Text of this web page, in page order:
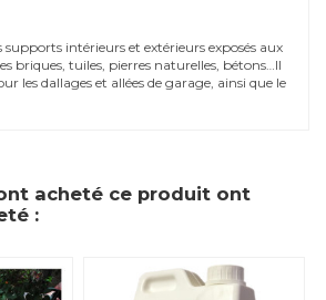
supports intérieurs et extérieurs exposés aux
briques, tuiles, pierres naturelles, bétons…Il
les dallages et allées de garage, ainsi que le
acheté ce produit ont
: